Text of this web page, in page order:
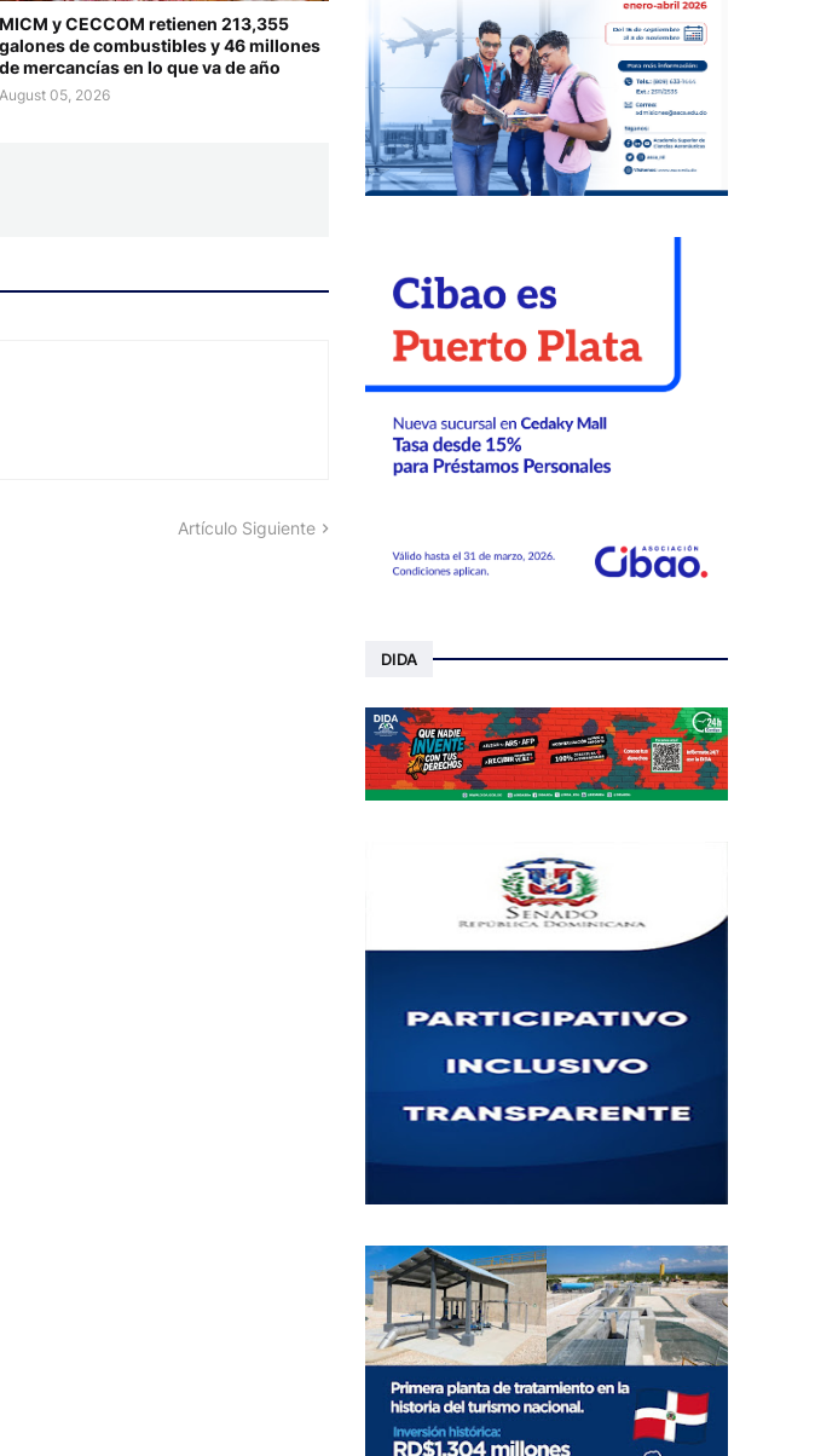
MICM y CECCOM retienen 213,355
galones de combustibles y 46 millones
de mercancías en lo que va de año
August 05, 2026
Artículo Siguiente
DIDA